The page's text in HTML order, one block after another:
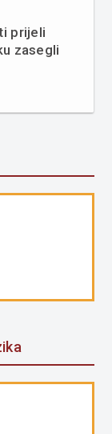
prijeli
zasegli